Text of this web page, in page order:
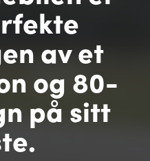
av et
og 80-
på sitt